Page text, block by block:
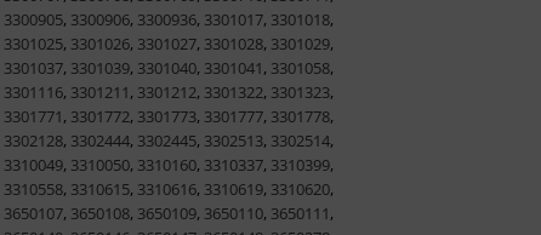
3300905, 3300906, 3300936, 3301017, 3301018,
3301025, 3301026, 3301027, 3301028, 3301029,
3301037, 3301039, 3301040, 3301041, 3301058,
3301116, 3301211, 3301212, 3301322, 3301323,
3301771, 3301772, 3301773, 3301777, 3301778,
3302128, 3302444, 3302445, 3302513, 3302514,
3310049, 3310050, 3310160, 3310337, 3310399,
3310558, 3310615, 3310616, 3310619, 3310620,
3650107, 3650108, 3650109, 3650110, 3650111,